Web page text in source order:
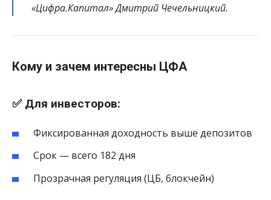
«Цифра.Капитал» Дмитрий Чечельницкий.
Кому и зачем интересны ЦФА
✅ Для инвесторов:
Фиксированная доходность выше депозитов
Срок — всего 182 дня
Прозрачная регуляция (ЦБ, блокчейн)